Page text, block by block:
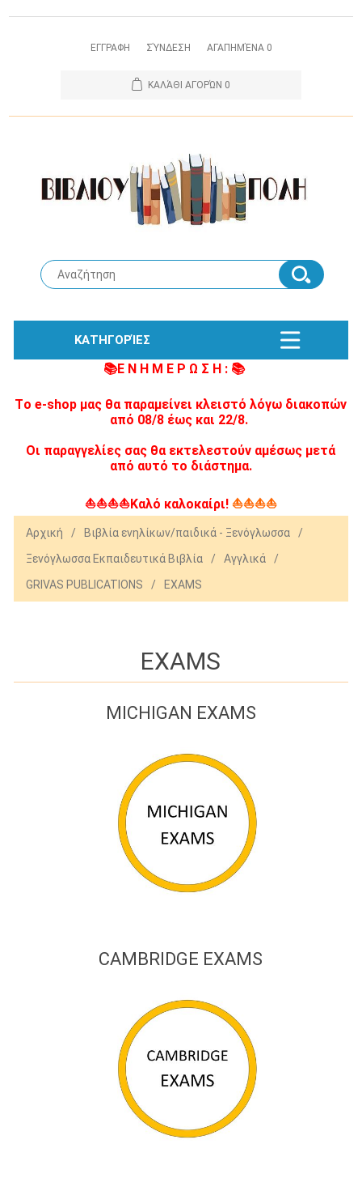
ΕΓΓΡΑΦΗ ΣΎΝΔΕΣΗ ΑΓΑΠΗΜΈΝΑ 0
ΚΑΛΆΘΙ ΑΓΟΡΏΝ 0
ΚΑΤΗΓΟΡΊΕΣ
📚Ε Ν Η Μ Ε Ρ Ω Σ Η : 📚
Tο e-shop μας θα παραμείνει κλειστό λόγω διακοπών
από 08/8 έως και 22/8.
Οι παραγγελίες σας θα εκτελεστούν αμέσως μετά
από αυτό το διάστημα.
⛵⛵⛵⛵Καλό καλοκαίρι! ⛵⛵⛵⛵
Αρχική / Βιβλία ενηλίκων/παιδικά - Ξενόγλωσσα
/
Ξενόγλωσσα Εκπαιδευτικά Βιβλία
/ Αγγλικά
/
GRIVAS PUBLICATIONS
/ EXAMS
EXAMS
MICHIGAN EXAMS
CAMBRIDGE EXAMS